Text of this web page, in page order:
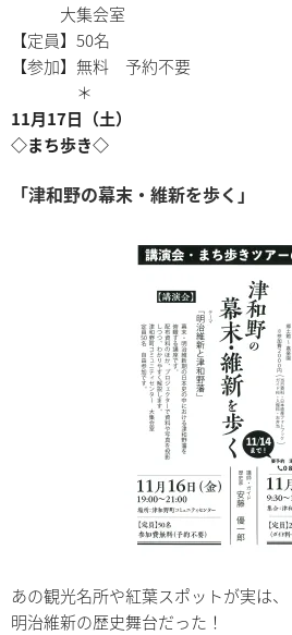
大集会室
【定員】50名
【参加】無料 予約不要
＊
11月17日（土）
◇まち歩き◇
「津和野の幕末・維新を歩く」
あの観光名所や紅葉スポットが実は、
明治維新の歴史舞台だった！